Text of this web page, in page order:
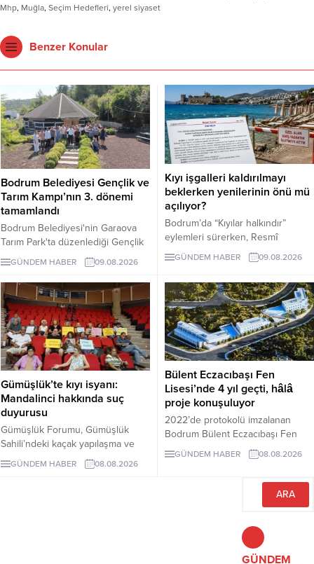
Mhp, Muğla, Seçim Hedefleri, yerel siyaset
Benzer Konular
Bodrum Belediyesi Gençlik ve
Tarım Kampı’nın 3. dönemi
tamamlandı
Bodrum Belediyesi'nin Garaova
Tarım Park'ta düzenlediği Gençlik
ve Tarım Kampı'nın 3. dönemi;
lavanta hasadı, sürdürülebilir tarım
eğitimleri ve Agro Bodrum Rotası
ziyaretleriyle tamamlandı.
Katılımcılara sertifika töreniyle
belgeleri verildi.
GÜNDEM HABER 09.08.2026
Kıyı işgalleri kaldırılmayı
beklerken yenilerinin önü mü
açılıyor?
Bodrum’da “Kıyılar halkındır”
eylemleri sürerken, Resmî
Gazete’de yayımlanan
yönetmelikle kıyı ve sahil
Bakanlığa bağlı kuruluşlara ve
iştiraklerine kiralanmasının önü
açıldı. Alanların daha sonra
üçüncü kişilere kullandırılmasını
engelleyen açık bir hüküm
bulunmaması yeni kıyı işgalleri
endişesi yarattı.
GÜNDEM HABER 09.08.2026
Gümüşlük’te kıyı isyanı:
Mandalinci hakkında suç
duyurusu
Gümüşlük Forumu, Gümüşlük
Sahili’ndeki kaçak yapılaşma ve
Çayıraltı Halk Plajı’ndaki işgal
iddiaları nedeniyle Bodrum
GÜNDEM HABER 08.08.2026
Bülent Eczacıbaşı Fen
Lisesi’nde 4 yıl geçti, hâlâ
proje konuşuluyor
2022’de protokolü imzalanan
Bodrum Bülent Eczacıbaşı Fen
Lisesi için dört yıl sonra hâlâ proje
süreci görüşülüyor. Okulun ne
GÜNDEM HABER 08.08.2026
GÜNDEM